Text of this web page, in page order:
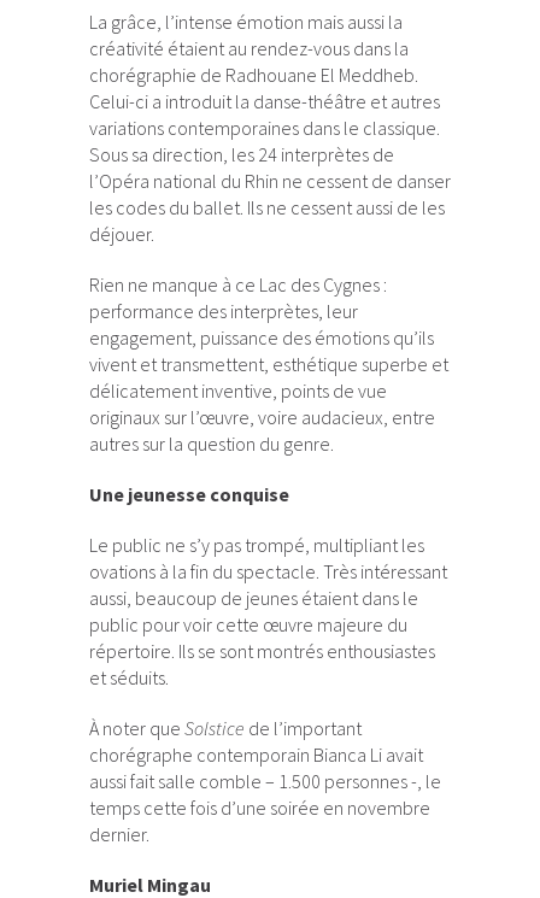
La grâce, l’intense émotion mais aussi la
créativité étaient au rendez-vous dans la
chorégraphie de Radhouane El Meddheb.
Celui-ci a introduit la danse-théâtre et autres
variations contemporaines dans le classique.
Sous sa direction, les 24 interprètes de
l’Opéra national du Rhin ne cessent de danser
les codes du ballet. Ils ne cessent aussi de les
déjouer.
Rien ne manque à ce Lac des Cygnes :
performance des interprètes, leur
engagement, puissance des émotions qu’ils
vivent et transmettent, esthétique superbe et
délicatement inventive, points de vue
originaux sur l’œuvre, voire audacieux, entre
autres sur la question du genre.
Une jeunesse conquise
Le public ne s’y pas trompé, multipliant les
ovations à la fin du spectacle. Très intéressant
aussi, beaucoup de jeunes étaient dans le
public pour voir cette œuvre majeure du
répertoire. Ils se sont montrés enthousiastes
et séduits.
À noter que Solstice de l’important
chorégraphe contemporain Bianca Li avait
aussi fait salle comble – 1.500 personnes -, le
temps cette fois d’une soirée en novembre
dernier.
Muriel Mingau